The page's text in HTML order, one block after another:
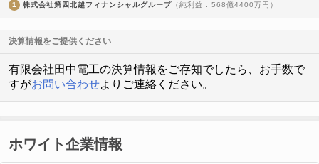
1 株式会社第四北越フィナンシャルグループ （純利益 : 568億4400万円）
決算情報をご提供ください
有限会社田中電工の決算情報をご存知でしたら、お手数で
すがお問い合わせよりご連絡ください。
ホワイト企業情報